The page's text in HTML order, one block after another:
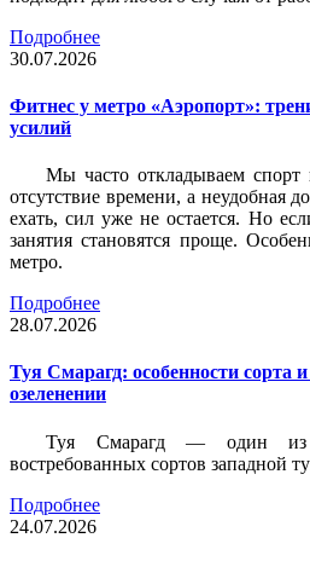
Подробнее
30.07.2026
Фитнес у метро «Аэропорт»:
усилий
Мы часто откладываем
отсутствие времени, а неудобная
ехать, сил уже не остается. Но
занятия становятся проще.
метро.
Подробнее
28.07.2026
Туя Смарагд: особенности сорта
озеленении
Туя Смарагд — один из
востребованных сортов западной
Подробнее
24.07.2026